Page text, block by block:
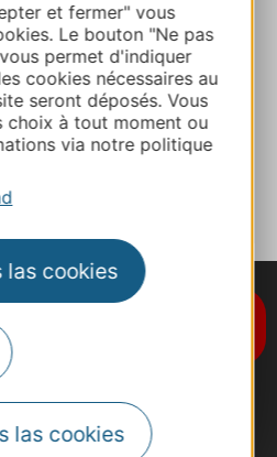
et fermer" vous
Le bouton "Ne pas
permet d'indiquer
cookies nécessaires au
seront déposés. Vous
choix à tout moment ou
via notre politique
las cookies
las cookies
Occitanie